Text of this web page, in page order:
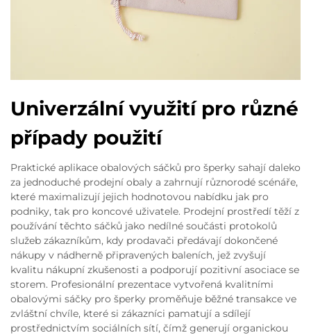
Univerzální využití pro různé
případy použití
Praktické aplikace obalových sáčků pro šperky sahají daleko
za jednoduché prodejní obaly a zahrnují různorodé scénáře,
které maximalizují jejich hodnotovou nabídku jak pro
podniky, tak pro koncové uživatele. Prodejní prostředí těží z
používání těchto sáčků jako nedílné součásti protokolů
služeb zákazníkům, kdy prodavači předávají dokončené
nákupy v nádherně připravených baleních, jež zvyšují
kvalitu nákupní zkušenosti a podporují pozitivní asociace se
storem. Profesionální prezentace vytvořená kvalitními
obalovými sáčky pro šperky proměňuje běžné transakce ve
zvláštní chvíle, které si zákazníci pamatují a sdílejí
prostřednictvím sociálních sítí, čímž generují organickou